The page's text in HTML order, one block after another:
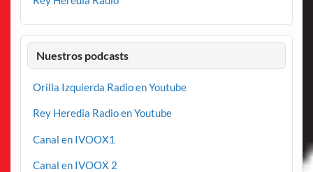
Nuestros podcasts
Orilla Izquierda Radio en Youtube
Rey Heredia Radio en Youtube
Canal en IVOOX1
Canal en IVOOX 2